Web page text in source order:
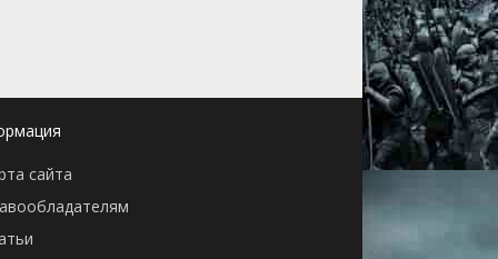
сайта